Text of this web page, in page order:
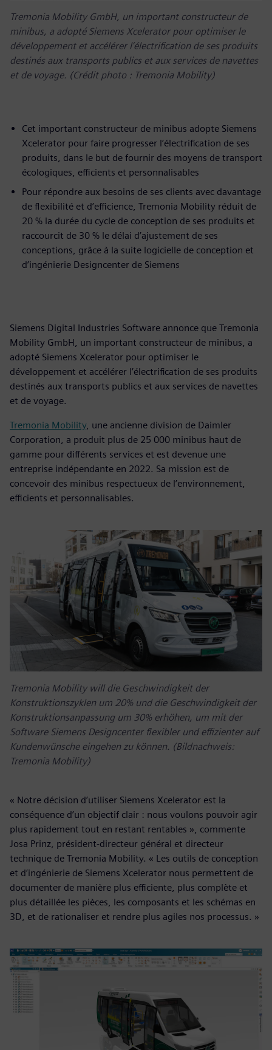
Tremonia Mobility GmbH, un important constructeur de
minibus, a adopté Siemens Xcelerator pour optimiser le
développement et accélérer l’électrification de ses produits
destinés aux transports publics et aux services de navettes
et de voyage. (Crédit photo : Tremonia Mobility)
Cet important constructeur de minibus adopte Siemens
Xcelerator pour faire progresser l’électrification de ses
produits, dans le but de fournir des moyens de transport
écologiques, efficients et personnalisables
Pour répondre aux besoins de ses clients avec davantage
de flexibilité et d’efficience, Tremonia Mobility réduit de
20 % la durée du cycle de conception de ses produits et
raccourcit de 30 % le délai d’ajustement de ses
conceptions, grâce à la suite logicielle de conception et
d’ingénierie Designcenter de Siemens
Siemens Digital Industries Software annonce que Tremonia
Mobility GmbH, un important constructeur de minibus, a
adopté Siemens Xcelerator pour optimiser le
développement et accélérer l’électrification de ses produits
destinés aux transports publics et aux services de navettes
et de voyage.
Tremonia Mobility, une ancienne division de Daimler
Corporation, a produit plus de 25 000 minibus haut de
gamme pour différents services et est devenue une
entreprise indépendante en 2022. Sa mission est de
concevoir des minibus respectueux de l’environnement,
efficients et personnalisables.
Tremonia Mobility will die Geschwindigkeit der
Konstruktionszyklen um 20% und die Geschwindigkeit der
Konstruktionsanpassung um 30% erhöhen, um mit der
Software Siemens Designcenter flexibler und effizienter auf
Kundenwünsche eingehen zu können. (Bildnachweis:
Tremonia Mobility)
« Notre décision d’utiliser Siemens Xcelerator est la
conséquence d’un objectif clair : nous voulons pouvoir agir
plus rapidement tout en restant rentables », commente
Josa Prinz, président-directeur général et directeur
technique de Tremonia Mobility. « Les outils de conception
et d’ingénierie de Siemens Xcelerator nous permettent de
documenter de manière plus efficiente, plus complète et
plus détaillée les pièces, les composants et les schémas en
3D, et de rationaliser et rendre plus agiles nos processus. »